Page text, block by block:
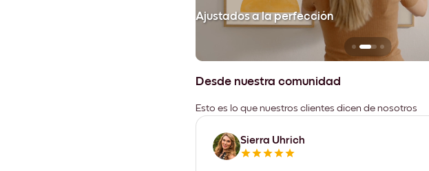
Ajustados a la perfección
Desde nuestra comunidad
Esto es lo que nuestros clientes dicen de nosotros
Sierra Uhrich